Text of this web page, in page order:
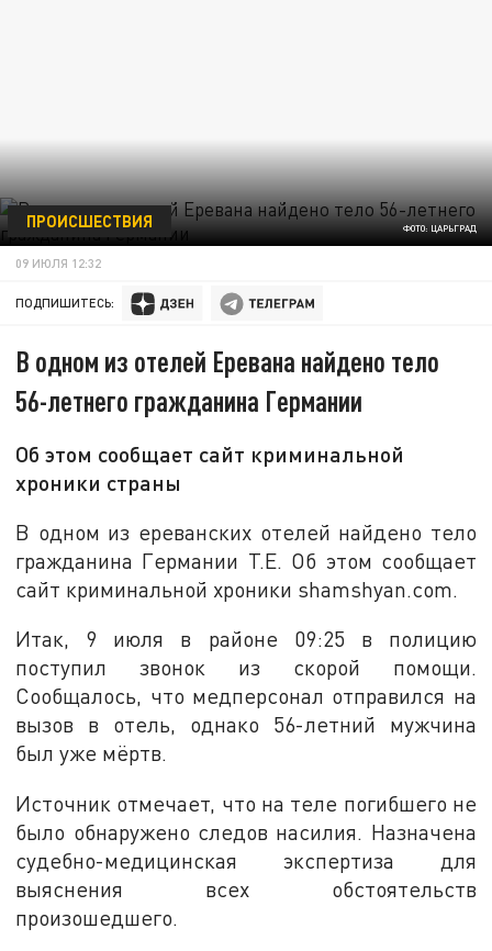
ФОТО: ЦАРЬГРАД
ПРОИСШЕСТВИЯ
09 ИЮЛЯ 12:32
ПОДПИШИТЕСЬ:
В одном из отелей Еревана найдено тело
56-летнего гражданина Германии
Об этом сообщает сайт криминальной
хроники страны
В одном из ереванских отелей найдено тело
гражданина Германии Т.Е. Об этом сообщает
сайт криминальной хроники shamshyan.com.
Итак, 9 июля в районе 09:25 в полицию
поступил звонок из скорой помощи.
Сообщалось, что медперсонал отправился на
вызов в отель, однако 56-летний мужчина
был уже мёртв.
Источник отмечает, что на теле погибшего не
было обнаружено следов насилия. Назначена
судебно-медицинская экспертиза для
выяснения всех обстоятельств
произошедшего.